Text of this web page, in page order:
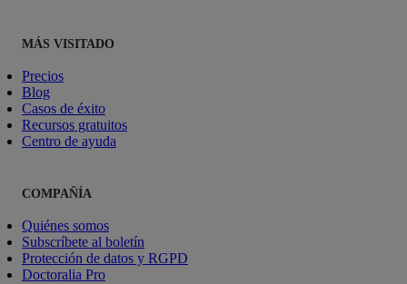
MÁS VISITADO
Precios
Blog
Casos de éxito
Recursos gratuitos
Centro de ayuda
COMPAÑÍA
Quiénes somos
Subscríbete al boletín
Protección de datos y RGPD
Doctoralia Pro